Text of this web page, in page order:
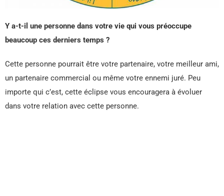
Y a-t-il une personne dans votre vie qui vous préoccupe
beaucoup ces derniers temps ?
Cette personne pourrait être votre partenaire, votre meilleur ami,
un partenaire commercial ou même votre ennemi juré. Peu
importe qui c’est, cette éclipse vous encouragera à évoluer
dans votre relation avec cette personne.